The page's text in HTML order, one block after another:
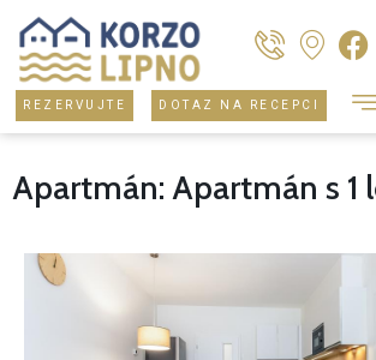
REZERVUJTE DOTAZ NA RECEPCI
Apartmán: Apartmán s 1